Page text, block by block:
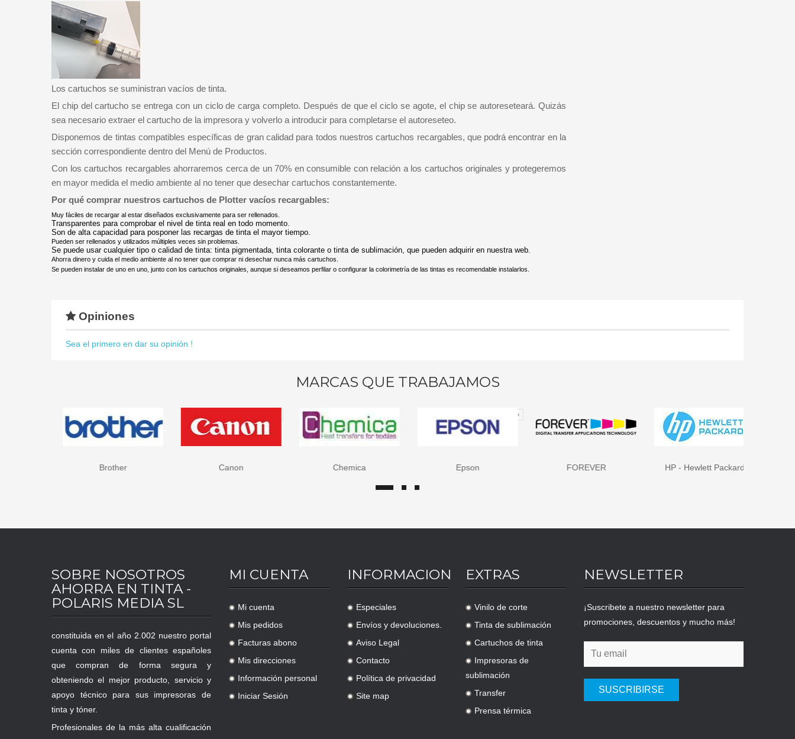
Los cartuchos se suministran vacíos de tinta.
El chip del cartucho se entrega con un ciclo de carga completo. Después de que el ciclo se agote, el chip se autoreseteará. Quizás
sea necesario extraer el cartucho de la impresora y volverlo a introducir para completarse el autoreseteo.
Disponemos de tintas compatibles específicas de gran calidad para todos nuestros cartuchos recargables, que podrá encontrar en la
sección correspondiente dentro del Menú de Productos.
Con los cartuchos recargables ahorraremos cerca de un 70% en consumible con relación a los cartuchos originales y protegeremos
en mayor medida el medio ambiente al no tener que desechar cartuchos constantemente.
Por qué comprar nuestros cartuchos de Plotter vacíos recargables:
Muy fáciles de recargar al estar diseñados exclusivamente para ser rellenados.
Transparentes para comprobar el nivel de tinta real en todo momento.
Son de alta capacidad para posponer las recargas de tinta el mayor tiempo.
Pueden ser rellenados y utilizados múltiples veces sin problemas.
Se puede usar cualquier tipo o calidad de tinta: tinta pigmentada, tinta colorante o tinta de sublimación, que pueden adquirir en nuestra web.
Ahorra dinero y cuida el medio ambiente al no tener que comprar ni desechar nunca más cartuchos.
Se pueden instalar de uno en uno, junto con los cartuchos originales, aunque si deseamos perfilar o configurar la colorimetría de las tintas es recomendable instalarlos.
Opiniones
Sea el primero en dar su opinión !
MARCAS QUE TRABAJAMOS
Brother Canon Chemica Epson FOREVER HP - Hewlett Packard
SOBRE NOSOTROS
AHORRA EN TINTA -
POLARIS MEDIA SL
constituida en el año 2.002 nuestro portal
cuenta con miles de clientes españoles
que compran de forma segura y
obteniendo el mejor producto, servicio y
apoyo técnico para sus impresoras de
tinta y tóner.
Profesionales de la más alta cualificación
MI CUENTA
.
Mi cuenta
.
Mis pedidos
.
Facturas abono
.
Mis direcciones
.
Información personal
.
Iniciar Sesión
INFORMACION
.
Especiales
.
Envíos y devoluciones.
.
Aviso Legal
.
Contacto
.
Política de privacidad
.
Site map
EXTRAS
.
Vinilo de corte
.
Tinta de sublimación
.
Cartuchos de tinta
.
Impresoras de
sublimación
.
Transfer
.
Prensa térmica
NEWSLETTER
¡Suscribete a nuestro newsletter para
promociones, descuentos y mucho más!
SUSCRIBIRSE